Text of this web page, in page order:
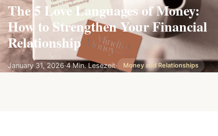
The 5 Love Languages of Money:
How to Strengthen Your Financial
Relationship
January 31, 2026·4 Min. Lesezeit· Money and Relationships